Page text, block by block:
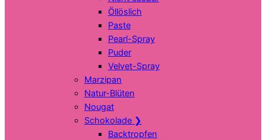
Öllöslich
Paste
Pearl-Spray
Puder
Velvet-Spray
Marzipan
Natur-Blüten
Nougat
Schokolade ❯
Backtropfen